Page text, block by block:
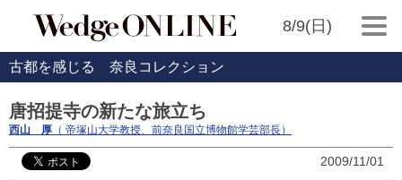
8/9(日)
古都を感じる 奈良コレクション
唐招提寺の新たな旅立ち
西山 厚 （ 帝塚山大学教授、前奈良国立博物館学芸部長）
2009/11/01